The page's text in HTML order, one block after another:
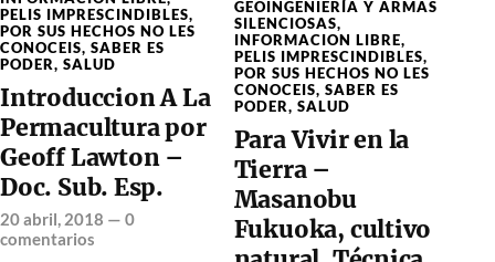
PELIS IMPRESCINDIBLES,
POR SUS HECHOS NO LES
CONOCEIS, SABER ES
PODER, SALUD
Introduccion A La
Permacultura por
Geoff Lawton –
Doc. Sub. Esp.
20 abril, 2018 — 0
comentarios
GEOINGENIERÍA Y ARMAS
SILENCIOSAS,
INFORMACION LIBRE,
PELIS IMPRESCINDIBLES,
POR SUS HECHOS NO LES
CONOCEIS, SABER ES
PODER, SALUD
Para Vivir en la
Tierra –
Masanobu
Fukuoka, cultivo